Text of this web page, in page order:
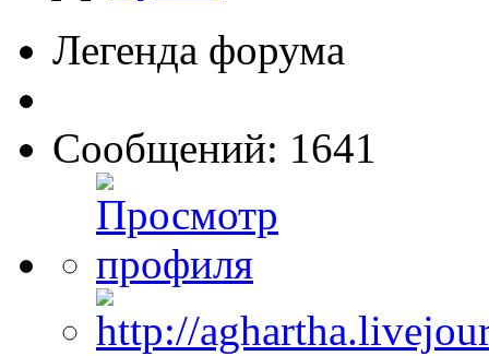
Легенда форума
Сообщений: 1641